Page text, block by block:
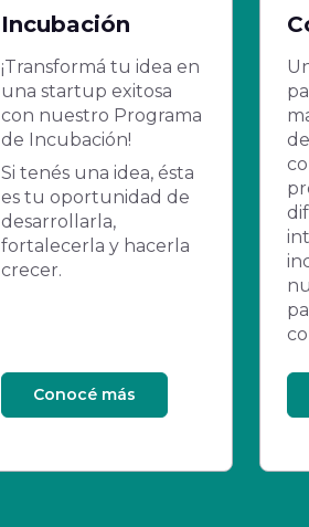
Incubación
¡Transformá tu idea en
una startup exitosa
con nuestro Programa
de Incubación!
Si tenés una idea, ésta
es tu oportunidad de
desarrollarla,
fortalecerla y hacerla
crecer.
Conocé más